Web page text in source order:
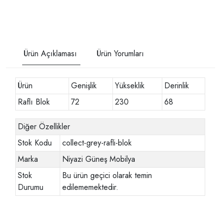
Ürün Açıklaması Ürün Yorumları
Ürün Genişlik Yükseklik
Derinlik
Raflı Blok
72 230 68
Diğer Özellikler
Stok Kodu
collect-grey-rafli-blok
Marka
Niyazi Güneş Mobilya
Stok
Durumu
Bu ürün geçici olarak temin
edilememektedir.